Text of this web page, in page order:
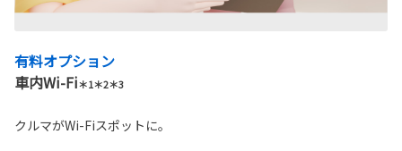
有料オプション
車内Wi-Fi＊1＊2＊3
クルマがWi-Fiスポットに。